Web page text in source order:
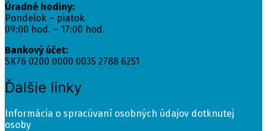
Úradné hodiny:
Pondelok – piatok
09:00 hod. – 17:00 hod.
Bankový účet:
SK76 0200 0000 0035 2788 6251
Ďalšie linky
Informácia o spracúvaní osobných údajov dotknutej
osoby